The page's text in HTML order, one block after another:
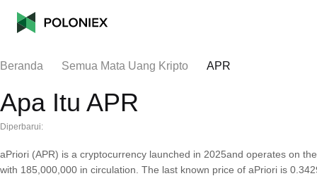
Beranda Semua Mata Uang Kripto APR
Apa Itu APR
Diperbarui:
aPriori (APR) is a cryptocurrency launched in 2025and operates on
with 185,000,000 in circulation. The last known price of aPriori is